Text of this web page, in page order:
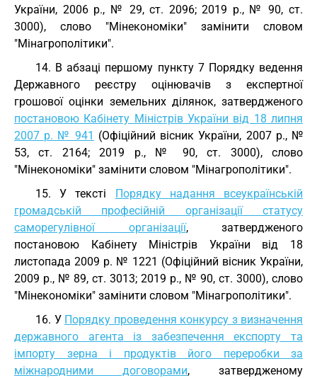
України, 2006 р., № 29, ст. 2096; 2019 р., № 90, ст.
3000), слово "Мінекономіки" замінити словом
"Мінагрополітики".
14. В абзаці першому пункту 7 Порядку ведення
Державного реєстру оцінювачів з експертної
грошової оцінки земельних ділянок, затвердженого
постановою Кабінету Міністрів України від 18 липня
2007 р. № 941 (Офіційний вісник України, 2007 р., №
53, ст. 2164; 2019 р., № 90, ст. 3000), слово
"Мінекономіки" замінити словом "Мінагрополітики".
15. У тексті Порядку надання всеукраїнській
громадській професійній організації статусу
саморегулівної організації, затвердженого
постановою Кабінету Міністрів України від 18
листопада 2009 р. № 1221 (Офіційний вісник України,
2009 р., № 89, ст. 3013; 2019 р., № 90, ст. 3000), слово
"Мінекономіки" замінити словом "Мінагрополітики".
16. У Порядку проведення конкурсу з визначення
державного агента із забезпечення експорту та
імпорту зерна і продуктів його переробки за
міжнародними договорами, затвердженому